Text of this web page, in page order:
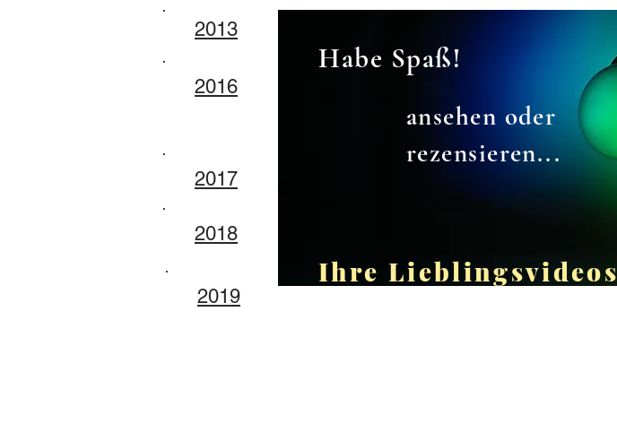
2013
2016
2017
2018
2019
Habe Spaß!
ansehen oder
rezensieren...
Ihre Lieblingsvideos